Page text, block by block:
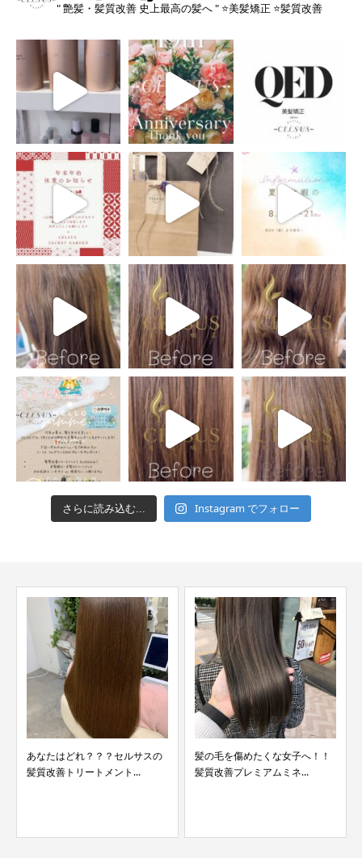
" 艶髪・髪質改善 史上最高の髪へ " ⭐️美髪矯正 ⭐️髪質改善
さらに読み込む... Instagram でフォロー
髪の毛を傷めたくな女子へ！！
髪質改善プレミアムミネ...
小島瑠璃子さんの最新のヘアカ
ラーについて